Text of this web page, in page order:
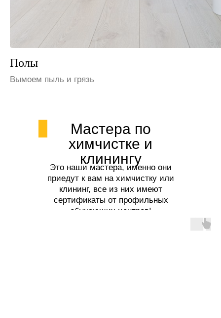
Шкафы и полки
Избавим от пыли
Мастера по
химчистке и
клинингу
Это наши мастера, именно они
приедут к вам на химчистку или
клининг, все из них имеют
сертификаты от профильных
обучающих центров!